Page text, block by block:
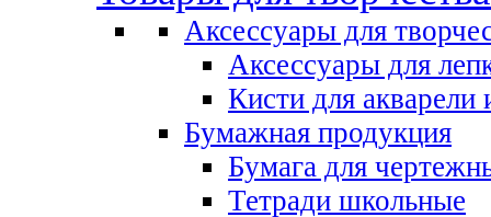
Аксессуары для
Аксессуары для
Кисти для акварели
Бумажная продукция
Бумага для
Тетради школьные